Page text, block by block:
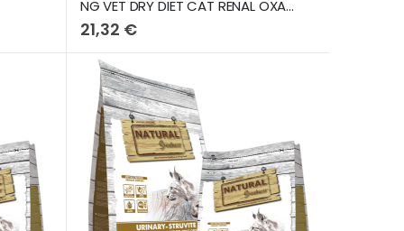
NG VET DRY DIET CAT RENAL OXALATE 1,5KG
21,32 €